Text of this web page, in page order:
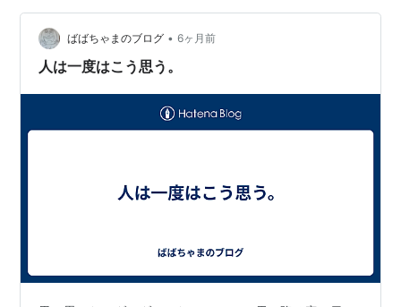
ばばちゃまのブログ • 6ヶ月前
人は一度はこう思う。